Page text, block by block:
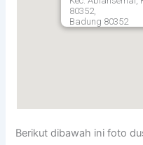
80352,
Badung 80352
Berikut dibawah ini foto